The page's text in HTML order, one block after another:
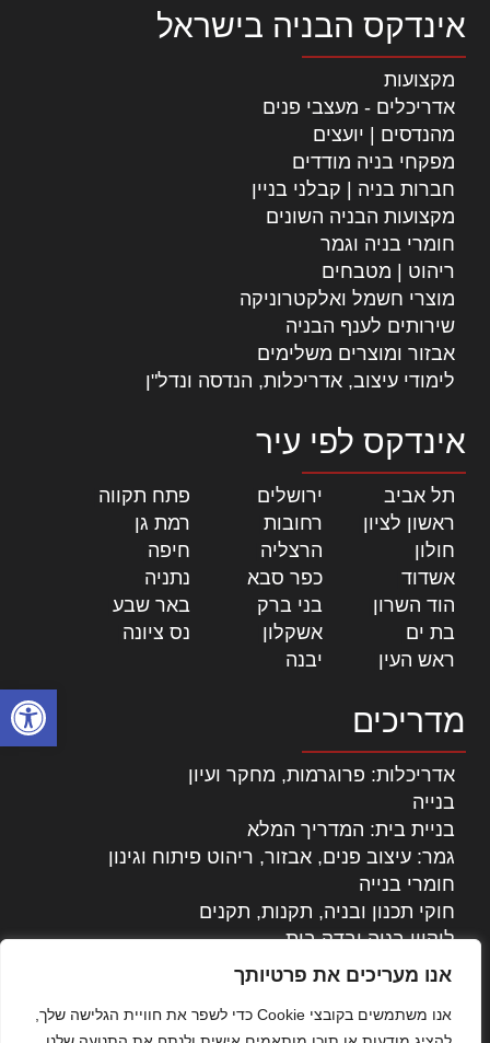
פתח
אנו מעריכים את פרטיותך
אנו משתמשים בקובצי Cookie כדי לשפר את חוויית הגלישה שלך,
אינדקס הבניה בישראל
מקצועות
אדריכלים - מעצבי פנים
מהנדסים | יועצים
מפקחי בניה מודדים
חברות בניה | קבלני בניין
מקצועות הבניה השונים
חומרי בניה וגמר
ריהוט | מטבחים
מוצרי חשמל ואלקטרוניקה
שירותים לענף הבניה
אבזור ומוצרים משלימים
לימודי עיצוב, אדריכלות, הנדסה ונדל"ן
אינדקס לפי עיר
תל אביב ירושלים פתח תקווה
ראשון לציון
רחובות רמת גן
חולון
הרצליה חיפה
אשדוד
כפר סבא נתניה
הוד השרון
בני ברק באר שבע
בת ים
אשקלון נס ציונה
ראש העין
יבנה
מדריכים
אדריכלות: פרוגרמות, מחקר ועיון
בנייה
בניית בית: המדריך המלא
גמר: עיצוב פנים, אבזור, ריהוט פיתוח וגינון
חומרי בנייה
חוקי תכנון ובניה, תקנות, תקנים
ליקויי בניה ובדק בית
נדל"ן: זכויות, אגרות ועסקאות
עקרונות ניהול אחזקה מתקדמות